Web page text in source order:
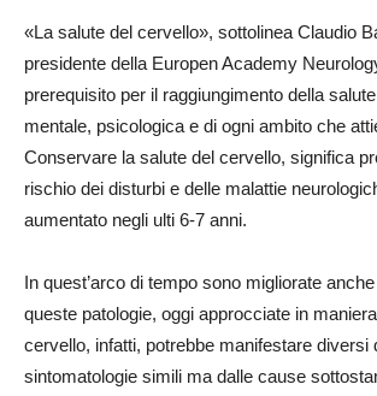
«La salute del cervello», sottolinea Claudio
presidente della Europen Academy
prerequisito per il raggiungimento della
mentale, psicologica e di ogni ambito che
Conservare la salute del cervello, significa
rischio dei disturbi e delle malattie
aumentato negli ulti 6-7 anni.
In quest’arco di tempo sono migliorate
queste patologie, oggi approcciate in
cervello, infatti, potrebbe manifestare diversi
sintomatologie simili ma dalle cause